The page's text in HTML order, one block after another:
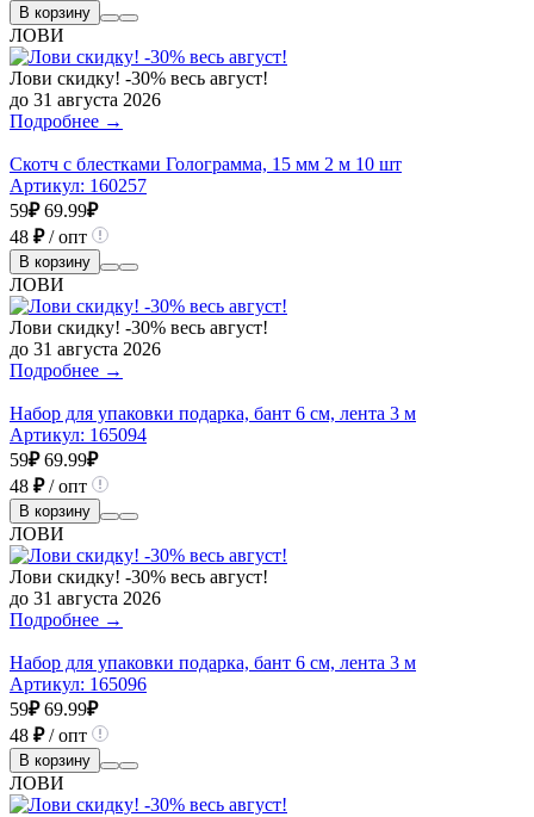
В корзину
ЛОВИ
Лови скидку! -30% весь август!
до 31 августа 2026
Подробнее →
Скотч с блестками Голограмма, 15 мм 2 м 10 шт
Артикул: 160257
59₽ 69.99₽
48 ₽/ опт
В корзину
ЛОВИ
Лови скидку! -30% весь август!
до 31 августа 2026
Подробнее →
Набор для упаковки подарка, бант 6 см, лента 3 м
Артикул: 165094
59₽ 69.99₽
48 ₽/ опт
В корзину
ЛОВИ
Лови скидку! -30% весь август!
до 31 августа 2026
Подробнее →
Набор для упаковки подарка, бант 6 см, лента 3 м
Артикул: 165096
59₽ 69.99₽
48 ₽/ опт
В корзину
ЛОВИ